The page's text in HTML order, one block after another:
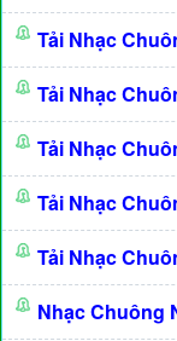
Tải Nhạc
Tải Nhạc
Tải Nhạc
Tải Nhạc
Tải Nhạc
Nhạc Chuông